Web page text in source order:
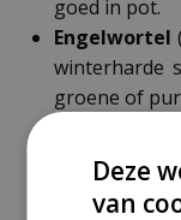
goed in pot.
Engelwortel
winterharde
groene of
hoog
witte,Deze
van